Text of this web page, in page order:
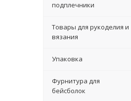
подплечники
Товары для рукоделия и
вязания
Упаковка
Фурнитура для
бейсболок